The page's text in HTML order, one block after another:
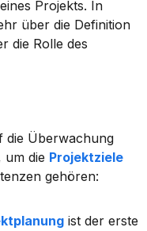
Projekts. In
über die Definition
die Rolle des
die Überwachung
um die Projektziele
gehören:
ist der erste